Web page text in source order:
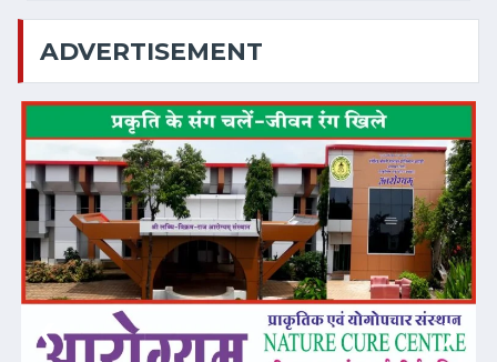
ADVERTISEMENT
❮ ❯